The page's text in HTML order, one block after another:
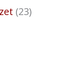
23